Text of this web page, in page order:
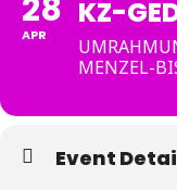
28
APR
KZ-
MENZEL-
Event